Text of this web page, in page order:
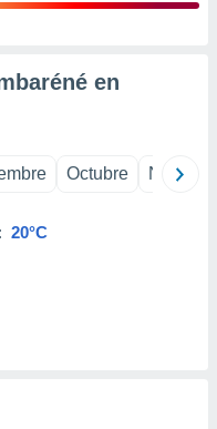
en
Octubre
20°C